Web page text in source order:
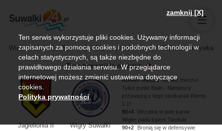
Wiadomości Sport Biznes, rolnictwo Kultura i rozrywka
Trwa transmisja na żywo
Jagiellonia II
Wigry Suwałki
Koniec meczu Koniec meczu!
Tylko punkt Biało - Niebiescy
przywiozą z tego spotkania! Remis
1:1!
90+4
Wrzutka w pole karne
Wigier pada łupem Taudula
90+2
Bronią się w defensywie
zamknij [X]
Ten serwis wykorzystuje pliki cookies. Używamy informacji
zapisanych za pomocą cookies i podobnych technologii w
celach statystycznych, są także niezbędne do
prawidłowego działania serwisu. W przeglądarce
internetowej możesz zmienić ustawienia dotyczące
cookies.
Polityka prywatności.